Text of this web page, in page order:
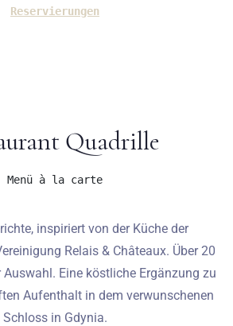
Reservierungen
Quadrille
Menü à la carte
inspiriert von der Küche der
Relais & Châteaux. Über 20
Auswahl. Eine köstliche Ergänzung zu
Aufenthalt in dem verwunschenen
Schloss in Gdynia.